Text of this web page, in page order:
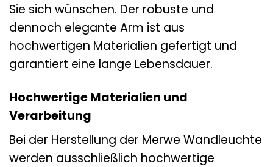
Sie sich wünschen. Der robuste und
dennoch elegante Arm ist aus
hochwertigen Materialien gefertigt und
garantiert eine lange Lebensdauer.
Hochwertige Materialien und
Verarbeitung
Bei der Herstellung der Merwe Wandleuchte
werden ausschließlich hochwertige